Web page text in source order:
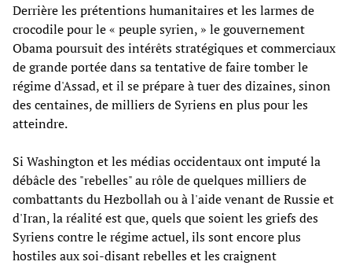
Derrière les prétentions humanitaires et les larmes de
crocodile pour le « peuple syrien, » le gouvernement
Obama poursuit des intérêts stratégiques et commerciaux
de grande portée dans sa tentative de faire tomber le
régime d'Assad, et il se prépare à tuer des dizaines, sinon
des centaines, de milliers de Syriens en plus pour les
atteindre.
Si Washington et les médias occidentaux ont imputé la
débâcle des "rebelles" au rôle de quelques milliers de
combattants du Hezbollah ou à l'aide venant de Russie et
d'Iran, la réalité est que, quels que soient les griefs des
Syriens contre le régime actuel, ils sont encore plus
hostiles aux soi-disant rebelles et les craignent